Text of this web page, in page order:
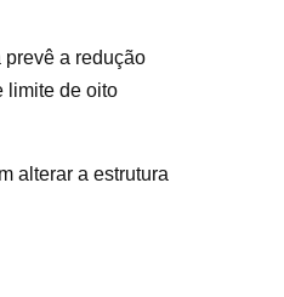
a redução
limite de oito
alterar a estrutura